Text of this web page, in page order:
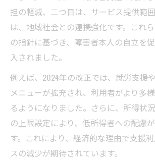
担の軽減、二つ目は、サービス提供範
は、地域社会との連携強化です。これ
の指針に基づき、障害者本人の自立を
入されました。
例えば、2024年の改正では、就労支援
メニューが拡充され、利用者がより多
るようになりました。さらに、所得状
の上限設定により、低所得者への配慮
す。これにより、経済的な理由で支援
スの減少が期待されています。